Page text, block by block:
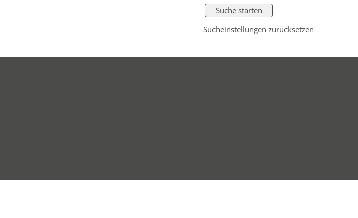
Sucheinstellungen zurücksetzen